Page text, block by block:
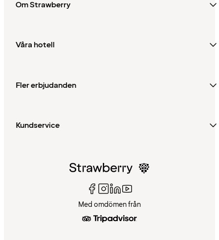
Om Strawberry
Våra hotell
Fler erbjudanden
Kundservice
Med omdömen från